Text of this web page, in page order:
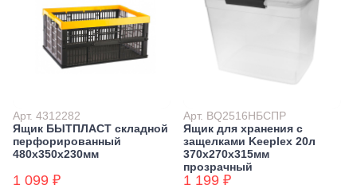
Арт. 4312282
Ящик БЫТПЛАСТ складной
перфорированный
480х350х230мм
1 099 ₽
Арт. BQ2516НБСПР
Ящик для хранения с
защелками Keeplex 20л
370х270х315мм
прозрачный
1 199 ₽